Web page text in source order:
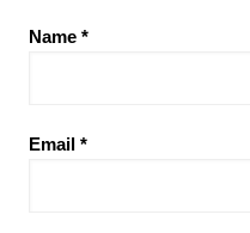
Name *
Email *